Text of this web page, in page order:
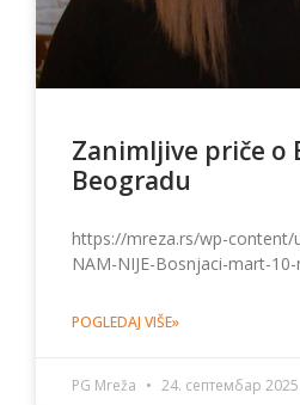
Zanimljive priče o
Beogradu
https://mreza.rs/wp-content/
NAM-NIJE-Bosnjaci-mart-
POGLEDAJ VIŠE»
PG Mreža 24. септембар 2025.